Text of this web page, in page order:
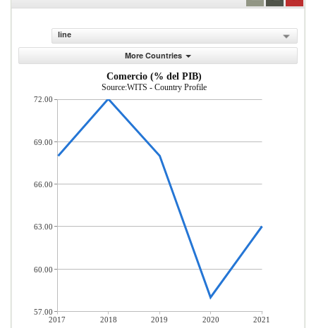
line
More Countries
Comercio (% del PIB)
Source:WITS - Country Profile
2017 2018 2019 2020
2021
72.00
69.00
66.00
63.00
60.00
57.00